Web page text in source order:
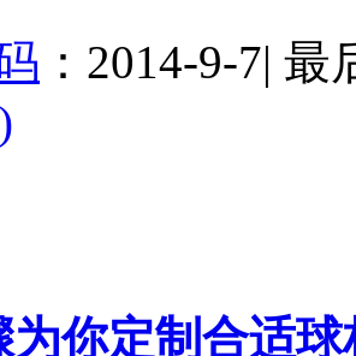
： 2014-9-7| 最
为你定制合适球